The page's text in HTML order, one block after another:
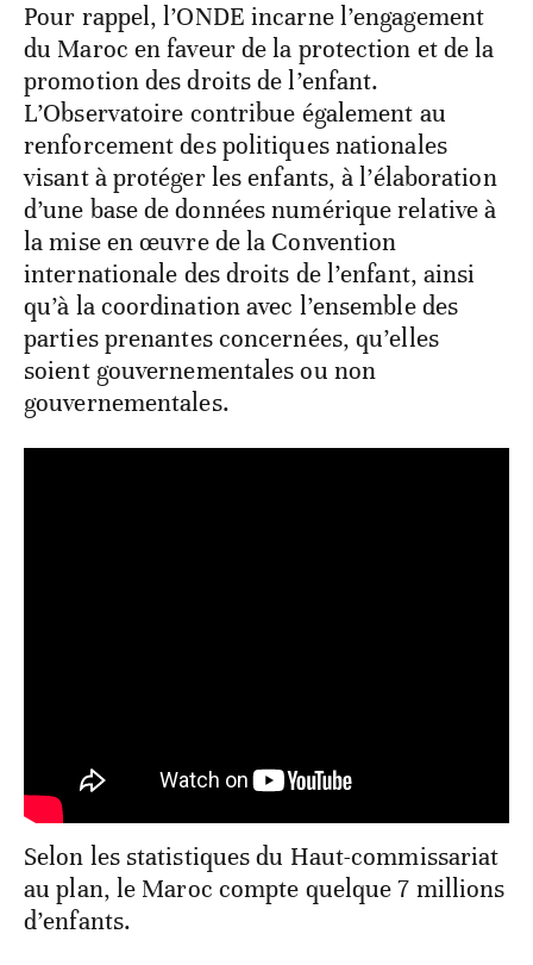
Pour rappel, l’ONDE incarne l’engagement
du Maroc en faveur de la protection et de la
promotion des droits de l’enfant.
L’Observatoire contribue également au
renforcement des politiques nationales
visant à protéger les enfants, à l’élaboration
d’une base de données numérique relative à
la mise en œuvre de la Convention
internationale des droits de l’enfant, ainsi
qu’à la coordination avec l’ensemble des
parties prenantes concernées, qu’elles
soient gouvernementales ou non
gouvernementales.
Selon les statistiques du Haut-commissariat
au plan, le Maroc compte quelque 7 millions
d’enfants.